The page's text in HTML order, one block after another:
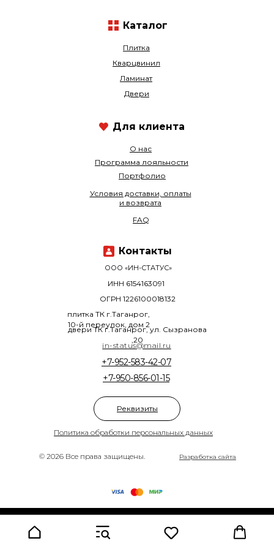
© 2026 Все права защищены.
Политика обработки персональных данных
Плитка
Кварцвинил
+7-950-856-01-15
+7-952-583-42-07
О нас
Ламинат
Программа лояльности
Двери
Портфолио
ООО «ИН-СТАТУС»
плитка ТК г.Таганрог,
10-й переулок, дом 2
двери ТК г.Таганрог, ул. Сызранова
,20
ОГРН 1226100018132
ИНН 6154163091
Разработка сайта
Условия доставки, оплаты
и возврата
FAQ
Каталог
in-status@mail.ru
Контакты
Для клиента
Реквизиты
Made on Tilda